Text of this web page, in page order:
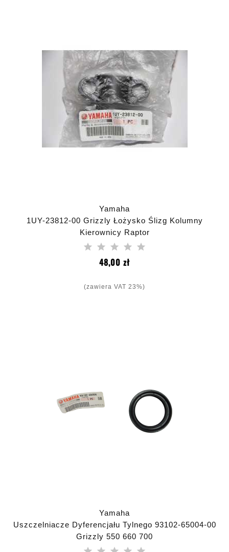
Yamaha
1UY-23812-00 Grizzly Łożysko Ślizg Kolumny
Kierownicy Raptor
48,00 złCena
(zawiera VAT 23%)
Yamaha
Uszczelniacze Dyferencjału Tylnego 93102-65004-00
Grizzly 550 660 700